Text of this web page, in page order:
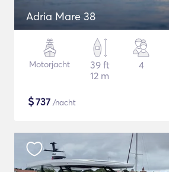
Adria Mare 38
Motorjacht
39 ft
12 m
4
$737 /nacht